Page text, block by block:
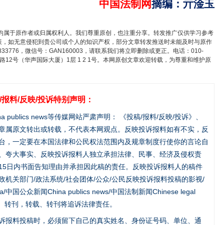
中国法制网摘编 ： 亓淦玉
于原作者或归属权利人。我们尊重原创，也注重分享。转发推广仅供学习参考
如无意侵犯到贵公司或个人的知识产权，部分文章转发推送时未能及时与原作
，微信号：GAN160003，请联系我们将立即删除或更正。电话：010-
号（华声国际大厦）1层 1 2 1号。本网原创文章欢迎转载，为尊重和维护原
料/反映/投诉特别声明：
news等传媒网站严肃声明： 《投稿/报料/反映/投诉》、
属原文转出或转载，不代表本网观点。反映投诉报料如有不实，反
一定要在本国法律和公民权法范围内及规章制度行使你的言论自
大事实、反映投诉报料人独立承担法律、民事、经济及侵权责
日内书面告知理由并承担因此稿的责任。反映投诉报料人的稿件
关部门/政法系统/社会团体/公众/公民反映投诉报料投稿的影视/
中国公众新闻China publics news/中国法制新闻Chinese legal
刊，转载、转刊将追诉法律责任。
料投稿时，必须留下自己的真实姓名、身份证号码、单位、通